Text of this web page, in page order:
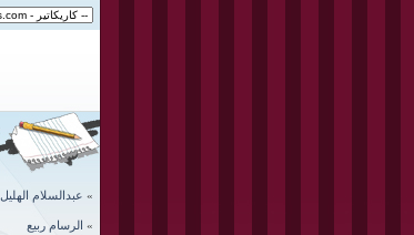
» عبدالسلام الهليل
» الرسام ربيع